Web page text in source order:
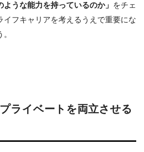
うな能力を持っているのか」 をチェ
イフキャリアを考えるうえで重要にな
ライベートを両立させる